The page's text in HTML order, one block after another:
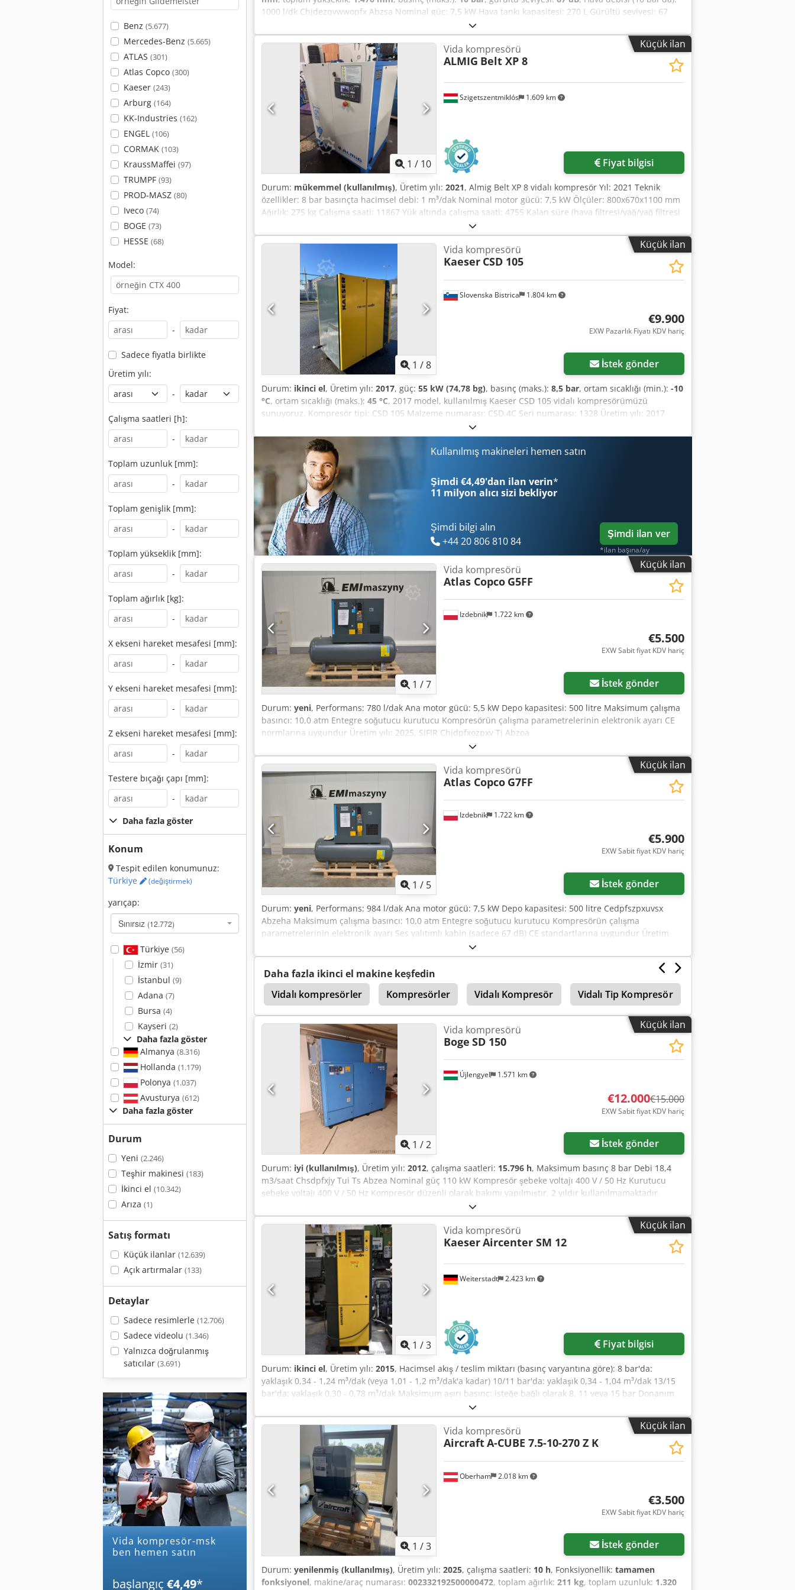
Benz (5.677)
Mercedes-Benz (5.665)
ATLAS (301)
Atlas Copco (300)
Kaeser (243)
Arburg (164)
KK-Industries (162)
ENGEL (106)
CORMAK (103)
KraussMaffei (97)
TRUMPF (93)
PROD-MASZ (80)
Iveco (74)
BOGE (73)
HESSE (68)
Model:
Fiyat:
-
Sadece fiyatla birlikte
Üretim yılı:
-
Çalışma saatleri [h]:
-
Toplam uzunluk [mm]:
-
Toplam genişlik [mm]:
-
Toplam yükseklik [mm]:
-
Toplam ağırlık [kg]:
-
X ekseni hareket mesafesi [mm]:
-
Y ekseni hareket mesafesi [mm]:
-
Z ekseni hareket mesafesi [mm]:
-
Testere bıçağı çapı [mm]:
-
Daha fazla göster
Konum
Tespit edilen konumunuz:
Türkiye
(değiştirmek)
yarıçap:
Sınırsız (12.772)
Türkiye (56)
İzmir (31)
İstanbul (9)
Adana (7)
Bursa (4)
Kayseri (2)
Daha fazla göster
Almanya (8.316)
Hollanda (1.179)
Polonya (1.037)
Avusturya (612)
Daha fazla göster
Durum
Yeni (2.246)
Teşhir makinesi (183)
İkinci el (10.342)
Arıza (1)
Satış formatı
Küçük ilanlar (12.639)
Açık artırmalar (133)
Detaylar
Sadece resimlerle (12.706)
Sadece videolu (1.346)
Yalnızca doğrulanmış
satıcılar (3.691)
vida kompresör-msk
ben hemen satın
başlangıç €4,49*
1000 l/dk Chjdezqvwwopfx Abzsa Nominal güç: 7,5 kW Hava tankı kapasitesi: 270 L Gürültü seviyesi: 67
dB(A) Boyutlar (U x G x Y): 118 x 60 x 147 cm Ağırlık: 205 kg
Küçük ilan
1 / 10
Szigetszentmiklós 1.609 km
Vida kompresörü
ALMIG Belt XP 8
Fiyat bilgisi
Durum: mükemmel (kullanılmış), Üretim yılı: 2021, Almig Belt XP 8 vidalı kompresör Yıl: 2021 Teknik
özellikler: 8 bar basınçta hacimsel debi: 1 m³/dak Nominal motor gücü: 7,5 kW Ölçüler: 800x670x1100 mm
Ağırlık: 275 kg Çalışma saati: 11867 Yük altında çalışma saati: 4755 Kalan süre (hava filtresi/yağ/yağ filtresi
değişimi): 1468 saat Air control B ile birlikte İsteğe bağlı çalışma modları: Otomatik yük/yüksüz
Programlanabilir otomatik yeniden başlatma: evet Yerel çalışma – uzaktan açma/kapama: evet Hata
hafızası (öğe sayısı): 20 Soğutucu kurutucu kontrolü: COMBI evet Ana fonksiyon (temel yük geçiş modu):
hayır Daha üst düzey kontrol sistemlerine bağlı yardımcı bağlantı: evet Ekran: aydınlatmalı
Chodpezmhgvjfx Abzja Depomuzda, çalışır durumda.
Küçük ilan
1 /8
Slovenska Bistrica 1.804 km
Vida kompresörü
Kaeser CSD 105
€9.900
EXW Pazarlık Fiyatı KDV hariç
İstek gönder
Durum: ikinci el, Üretim yılı: 2017, güç: 55 kW (74,78 bg), basınç (maks.): 8,5 bar, ortam sıcaklığı (min.): -10
°C, ortam sıcaklığı (maks.): 45 °C, 2017 model, kullanılmış Kaeser CSD 105 vidalı kompresörümüzü
sunuyoruz. Kompresör tipi: CSD 105 Malzeme numarası: CSD.4C Seri numarası: 1328 Üretim yılı: 2017
Csdezrgmxepfx Abzoha Nominal güç: 55,0 kW Motor dönüş hızı: 2975 1/dak Maksimum çalışma basıncı:
8,5 bar Ortam sıcaklığı aralığı: -10°C ila 45°C Opsiyon: K1 C3 11.000 saat çalışma süresi Ek sorularınız
varsa veya daha fazla bilgiye ihtiyacınız olursa, lütfen bize mesaj gönderin veya bizi arayın. Stoklarımızda
ayrıca kullanılmış BS51, BS61 kompresörleri, TD61 kurutucusu ve 2000L basınçlı kap bulunmaktadır.
Fiyatlar anlaşmaya bağlıdır. Ayrıca, uygun bir fiyata komple bir makine seti de satın alabilirsiniz. Makinalar
kullanılmış olup garanti kapsamı bulunmamaktadır.
Kullanılmış makineleri hemen satın
Şimdi €4,49'dan ilan verin*
11 milyon alıcı sizi bekliyor
Şimdi bilgi alın
+44 20 806 810 84
Şimdi ilan ver
*ilan başına/ay
Küçük ilan
1 /7
Izdebnik 1.722 km
Vida kompresörü
Atlas Copco G5FF
€5.500
EXW Sabit fiyat KDV hariç
İstek gönder
Durum: yeni, Performans: 780 l/dak Ana motor gücü: 5,5 kW Depo kapasitesi: 500 litre Maksimum çalışma
basıncı: 10,0 atm Entegre soğutucu kurutucu Kompresörün çalışma parametrelerinin elektronik ayarı CE
normlarına uygundur Üretim yılı: 2025, SIFIR Chjdpfxozpxv Tj Abzoa
Küçük ilan
1 / 5
Izdebnik 1.722 km
Vida kompresörü
Atlas Copco G7FF
€5.900
EXW Sabit fiyat KDV hariç
İstek gönder
Durum: yeni, Performans: 984 l/dak Ana motor gücü: 7,5 kW Depo kapasitesi: 500 litre Cedpfszpxuvsx
Abzeha Maksimum çalışma basıncı: 10,0 atm Entegre soğutucu kurutucu Kompresörün çalışma
parametrelerinin elektronik ayarı Ses yalıtımlı kabin (sadece 67 dB) CE standartlarına uygundur Üretim
Daha fazla ikinci el makine keşfedin
Vidalı kompresörler
Kompresörler Vidalı Kompresör Vidalı Tip Kompresör
Küçük ilan
Daha fazla fotoğraf
1 /2
Újlengyel 1.571 km
Vida kompresörü
Boge SD 150
€12.000€15.000
EXW Sabit fiyat KDV hariç
İstek gönder
Durum: iyi (kullanılmış), Üretim yılı: 2012, çalışma saatleri: 15.796 h, Maksimum basınç 8 bar Debi 18,4
m3/saat Chsdpfxjy Tui Ts Abzea Nominal güç 110 kW Kompresör şebeke voltajı 400 V / 50 Hz Kurutucu
şebeke voltajı 400 V / 50 Hz Kompresör düzenli olarak bakımı yapılmıştır, 2 yıldır kullanılmamaktadır.
Küçük ilan
1 /3
Weiterstadt 2.423 km
Vida kompresörü
KaeserAircenter SM 12
Fiyat bilgisi
Durum: ikinci el, Üretim yılı: 2015, Hacimsel akış / teslim miktarı (basınç varyantına göre): 8 bar'da:
yaklaşık 0,34 - 1,24 m³/dak (veya 1,01 - 1,2 m³/dak'a kadar) 10/11 bar'da: yaklaşık 0,34 - 1,04 m³/dak 13/15
bar'da: yaklaşık 0,30 - 0,78 m³/dak Maksimum aşırı basınç: isteğe bağlı olarak 8, 11 veya 15 bar Donanım
ve boyutlar: Basınçlı hava deposu: 270 litre (alt montajlı) Soğutuculu kurutucu: Entegre (çevre dostu
soğutucu akışkan) Ses basıncı seviyesi: yaklaşık 63-66 dB(A) (çalışma sırasında sessiz) Boyutlar (G x D x Y):
yaklaşık 630 x 762 x 1100 mm Ağırlık: yaklaşık 220-240 kg (modele göre hafif değişiklik gösterir) Codszrtr
Uopfx Abzeha Elektrik bağlantısı: 400 V / 3 faz / 50 Hz
Küçük ilan
1 /3
Oberham 2.018 km
Vida kompresörü
AircraftA-CUBE 7.5-10-270 Z K
€3.500
EXW Sabit fiyat KDV hariç
İstek gönder
Durum: yenilenmiş (kullanılmış), Üretim yılı: 2025, çalışma saatleri: 10 h, Fonksiyonellik: tamamen
fonksiyonel, makine/araç numarası: 002332192500000472, toplam ağırlık: 211 kg, toplam uzunluk: 1.320